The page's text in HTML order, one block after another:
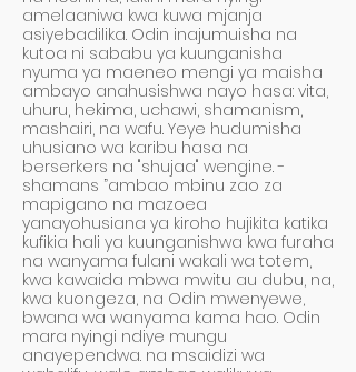
amelaaniwa kwa kuwa mjanja
asiyebadilika. Odin inajumuisha na
kutoa ni sababu ya kuunganisha
nyuma ya maeneo mengi ya maisha
ambayo anahusishwa nayo hasa: vita,
uhuru, hekima, uchawi, shamanism,
mashairi, na wafu. Yeye hudumisha
uhusiano wa karibu hasa na
berserkers na "shujaa" wengine. -
shamans ”ambao mbinu zao za
mapigano na mazoea
yanayohusiana ya kiroho hujikita katika
kufikia hali ya kuunganishwa kwa furaha
na wanyama fulani wakali wa totem,
kwa kawaida mbwa mwitu au dubu, na,
kwa kuongeza, na Odin mwenyewe,
bwana wa wanyama kama hao. Odin
mara nyingi ndiye mungu
anayependwa. na msaidizi wa